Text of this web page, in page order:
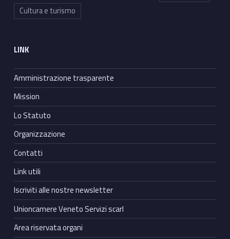
Cultura e turismo
LINK
Amministrazione trasparente
Mission
Lo Statuto
Organizzazione
Contatti
Link utili
Iscriviti alle nostre newsletter
Unioncamere Veneto Servizi scarl
Area riservata organi